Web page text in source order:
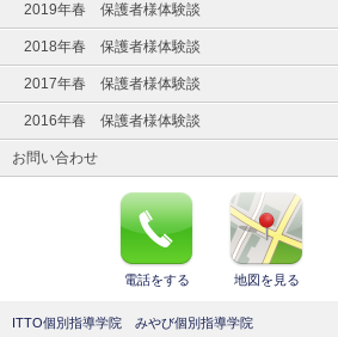
2019年春 保護者様体験談
2018年春 保護者様体験談
2017年春 保護者様体験談
2016年春 保護者様体験談
お問い合わせ
電話をする 地図を見る
ITTO個別指導学院 みやび個別指導学院